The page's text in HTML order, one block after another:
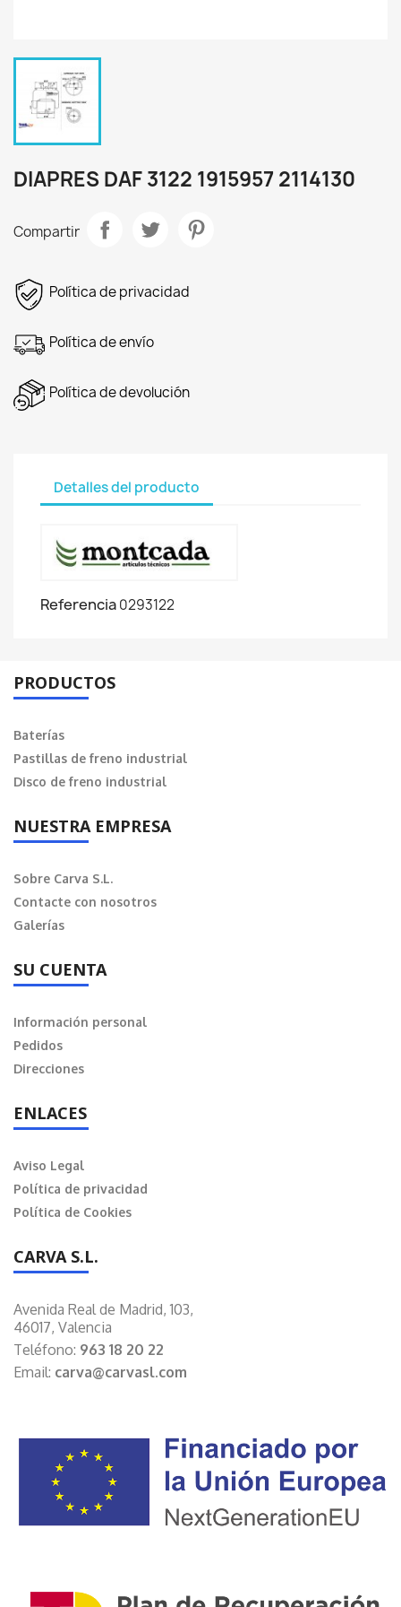
DIAPRES DAF 3122 1915957 2114130
Compartir
Política de privacidad
Política de envío
Política de devolución
Detalles del producto
Referencia0293122
PRODUCTOS
Baterías
Pastillas de freno industrial
Disco de freno industrial
NUESTRA EMPRESA
Sobre Carva S.L.
Contacte con nosotros
Galerías
SU CUENTA
Información personal
Pedidos
Direcciones
ENLACES
Aviso Legal
Política de privacidad
Política de Cookies
CARVA S.L.
Avenida Real de Madrid, 103,
46017, Valencia
Teléfono: 963 18 20 22
Email: carva@carvasl.com